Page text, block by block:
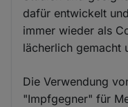
dafür entwickelt
immer wieder als
lächerlich gemacht
Die Verwendung
"Impfgegner" für